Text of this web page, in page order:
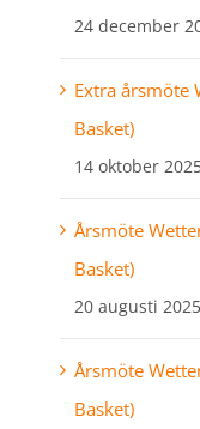
24 december
Extra årsmöte
Basket)
14 oktober
Årsmöte
Basket)
20 augusti 2025
Årsmöte
Basket)